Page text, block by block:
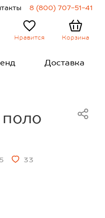
8 (800) 707-51-41
Нравится Корзина
Доставка
33